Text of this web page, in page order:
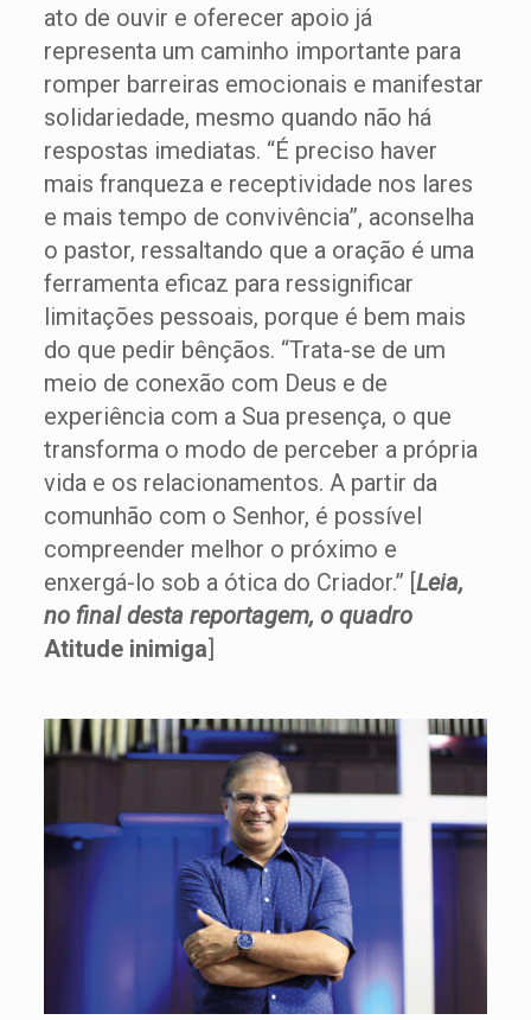
ato de ouvir e oferecer apoio já
representa um caminho importante para
romper barreiras emocionais e manifestar
solidariedade, mesmo quando não há
respostas imediatas. “É preciso haver
mais franqueza e receptividade nos lares
e mais tempo de convivência”, aconselha
o pastor, ressaltando que a oração é uma
ferramenta eficaz para ressignificar
limitações pessoais, porque é bem mais
do que pedir bênçãos. “Trata-se de um
meio de conexão com Deus e de
experiência com a Sua presença, o que
transforma o modo de perceber a própria
vida e os relacionamentos. A partir da
comunhão com o Senhor, é possível
compreender melhor o próximo e
enxergá-lo sob a ótica do Criador.” [Leia,
no final desta reportagem, o quadro
Atitude inimiga]